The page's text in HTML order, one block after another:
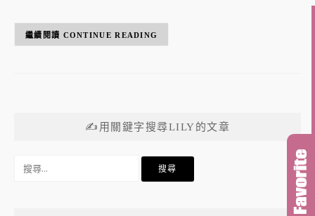
CONTINUE READING
✍用關鍵字搜尋LILY的文章